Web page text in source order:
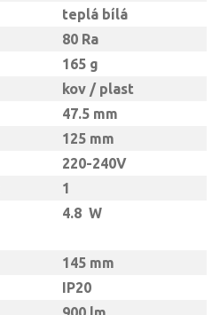
teplá bílá
80 Ra
165 g
kov / plast
47.5 mm
125 mm
220-240V
1
4.8 W
145 mm
IP20